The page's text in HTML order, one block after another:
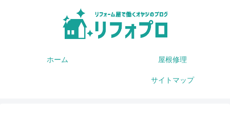
ホーム 屋根修理
サイトマップ